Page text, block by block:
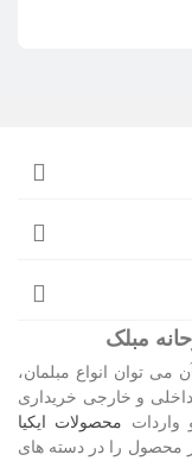
مبلک
می توان انواع مبلمان،
داخلی و خارجی خریداری
محصولات ایکیا
سوئدی بیش از 12000 هزار محصول را در دسته های